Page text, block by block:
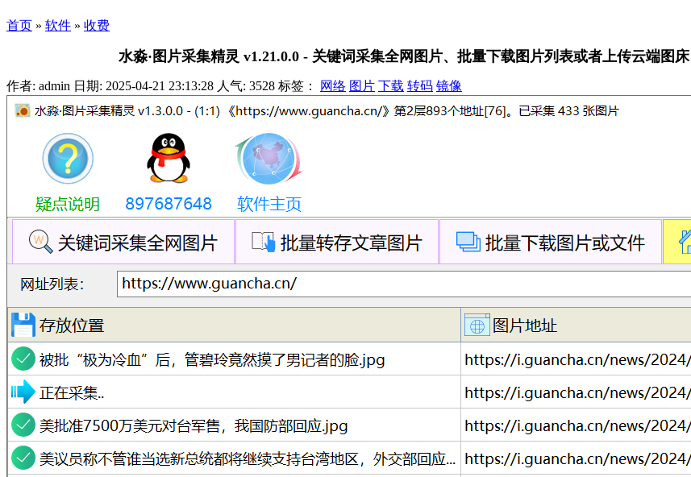
首页 » 软件 » 收费
水淼·图片采集精灵 v1.21.0.0 - 关键词采集全网图片、批量下载图片列表或者上传云端图
作者: admin 日期: 2025-04-21 23:13:28 人气: 3528 标签： 网络 图片 下载 转码 镜像